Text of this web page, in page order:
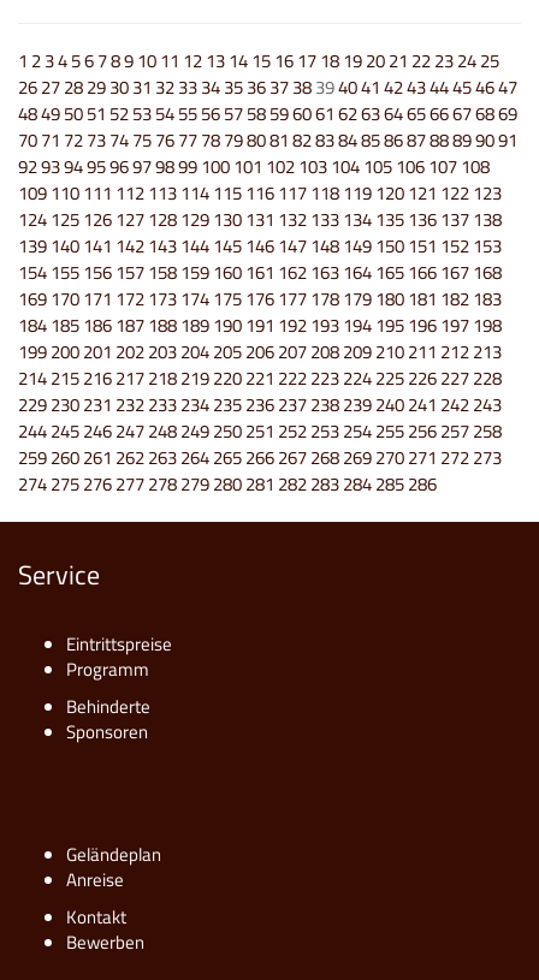
1 234567891011 12131415161718192021 22232425
262728293031 32333435363738394041 424344454647
48495051 52535455565758596061 6263646566676869
7071 72737475767778798081 82838485868788899091
9293949596979899100101 102103104105106107108
109110111 112113114115116117118119120121 122123
124125126127128129130131 132133134135136137138
139140141 142143144145146147148149150151 152153
154155156157158159160161 162163164165166167168
169170171 172173174175176177178179180181 182183
184185186187188189190191 192193194195196197198
199200201 202203204205206207208209210211 212213
214215216217218219220221 222223224225226227228
229230231 232233234235236237238239240241 242243
244245246247248249250251 252253254255256257258
259260261 262263264265266267268269270271 272273
274275276277278279280281 282283284285286
Service
Eintrittspreise
Programm
Behinderte
Sponsoren
Geländeplan
Anreise
Kontakt
Bewerben